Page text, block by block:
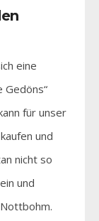
eine
Gedöns“
für unser
und
nicht so
und